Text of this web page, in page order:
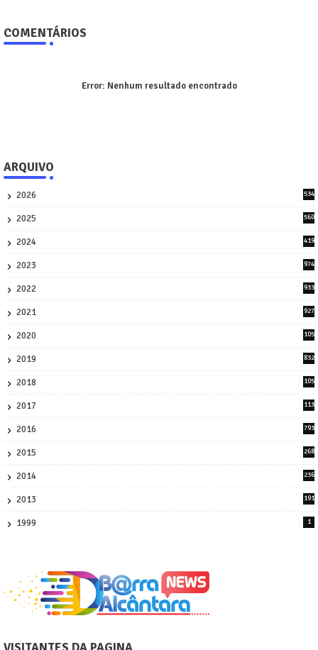
COMENTÁRIOS
Error: Nenhum resultado encontrado
ARQUIVO
2026
534
2025
560
2024
419
2023
974
2022
933
2021
927
2020
105
2019
832
2018
105
2017
113
2016
793
2015
268
2014
236
2013
191
1999 1